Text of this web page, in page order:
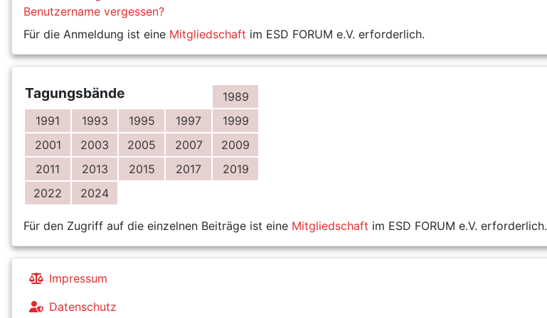
Benutzername vergessen?
Für die Anmeldung ist eine Mitgliedschaft im ESD FORUM e.V. erforderlich.
Tagungsbände
1989
1991
1993 1995 1997
1999
2001
2003 2005 2007
2009
2011
2013 2015 2017
2019
2022
2024
Für den Zugriff auf die einzelnen Beiträge ist eine Mitgliedschaft im ESD FORUM e.V. erforderlich.
Impressum
Datenschutz